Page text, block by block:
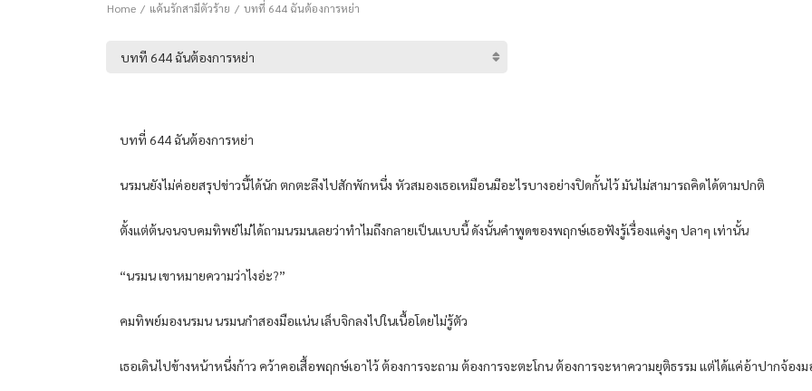
Home แค้นรักสามีตัวร้าย บทที่ 644 ฉันต้องการหย่า
บทที่ 644 ฉันต้องการหย่า
นรมนยังไม่ค่อยสรุปข่าวนี้ได้นัก ตกตะลึงไปสักพักหนึ่ง หัวสมองเธอเหมือนมีอะไรบางอย่างปิดกั้นไว้ มันไม่สามารถคิดได้ตามปกติ
ตั้งแต่ต้นจนจบคมทิพย์ไม่ได้ถามนรมนเลยว่าทำไมถึงกลายเป็นแบบนี้ ดังนั้นคำพูดของพฤกษ์เธอฟังรู้เรื่องแค่งูๆ ปลาๆ เท่านั้น
“นรมน เขาหมายความว่าไงอ่ะ?”
คมทิพย์มองนรมน นรมนกำสองมือแน่น เล็บจิกลงไปในเนื้อโดยไม่รู้ตัว
เธอเดินไปข้างหน้าหนึ่งก้าว คว้าคอเสื้อพฤกษ์เอาไว้ ต้องการจะถาม ต้องการจะตะโกน ต้องการจะหาความยุติธรรม แต่ได้แค่อ้าปากจ้อง